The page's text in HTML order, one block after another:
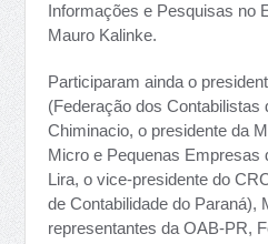
Informações e Pesquisas no
Mauro Kalinke.
Participaram ainda o
(Federação dos Contabilistas
Chiminacio, o presidente da
Micro e Pequenas Empresas
Lira, o vice-presidente do
de Contabilidade do Paraná),
representantes da OAB-PR,